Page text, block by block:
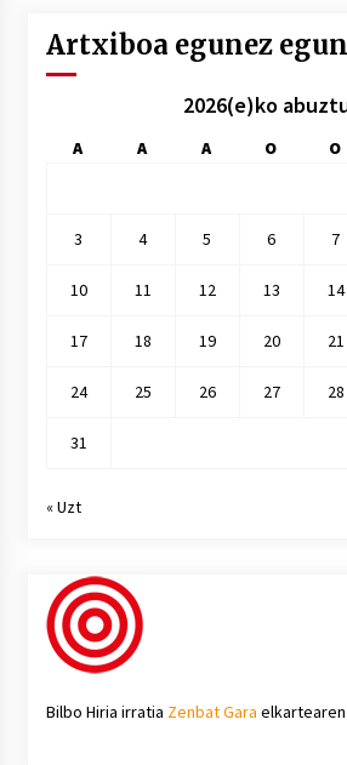
Artxiboa egunez egun
2026(e)ko
A A A O O
3 4 5 6 7
10 11 12 13 14
17 18 19 20 21
24 25 26 27 28
31
« Uzt
Bilbo Hiria irratia Zenbat Gara